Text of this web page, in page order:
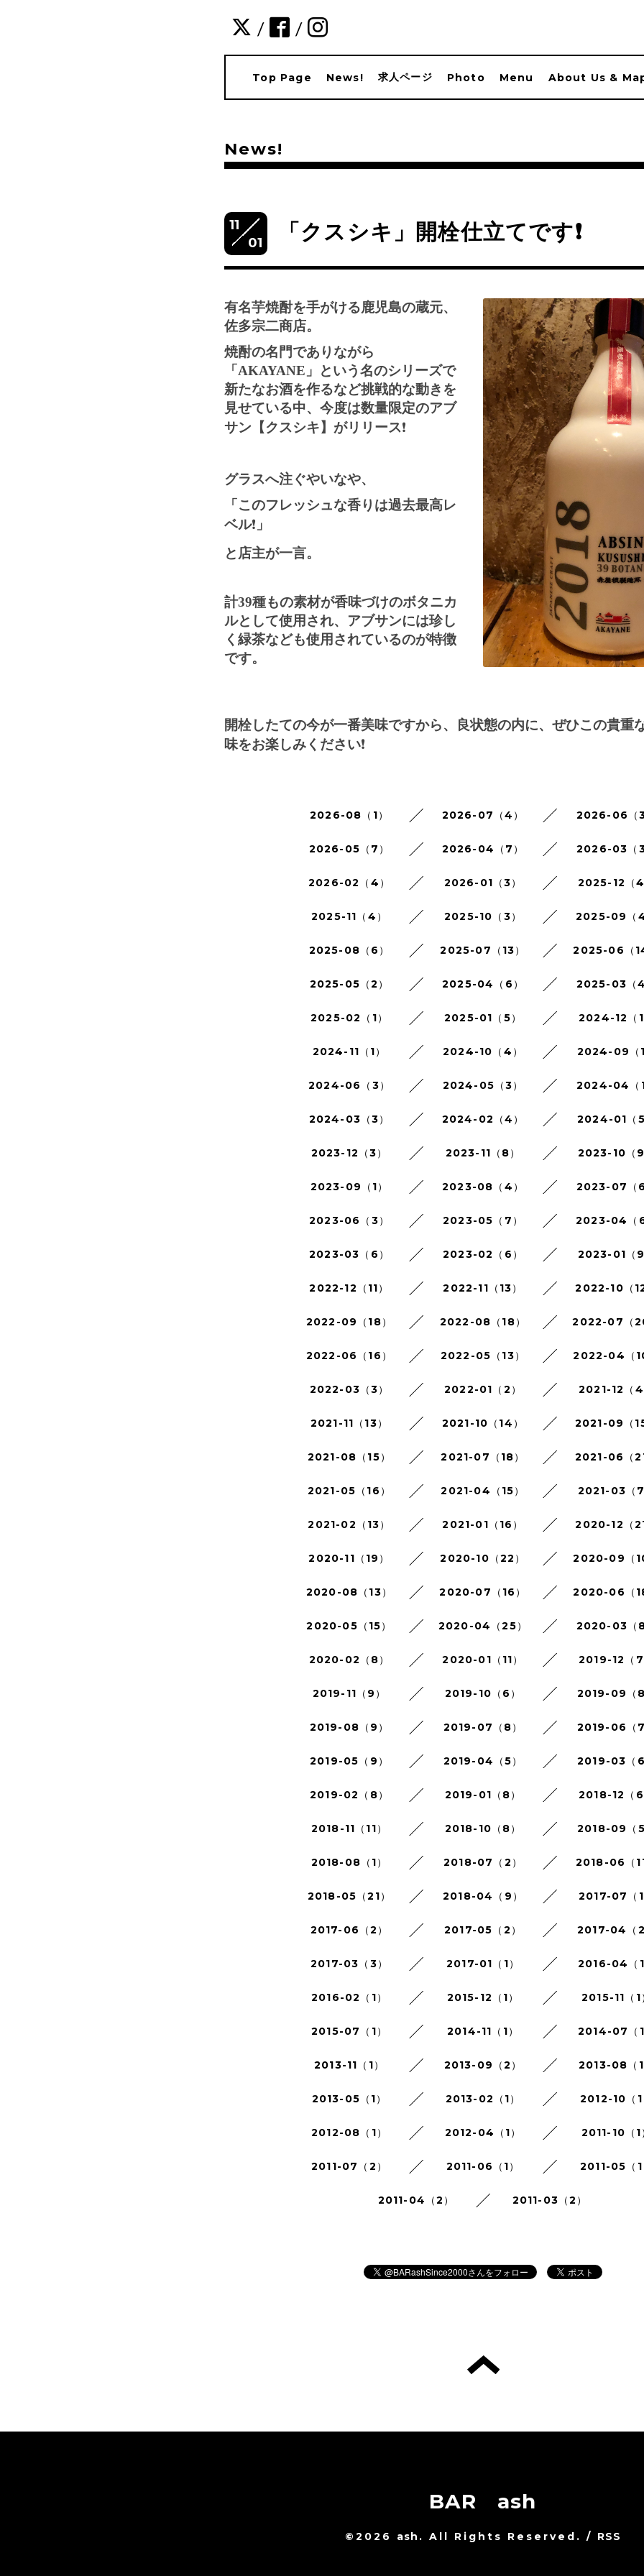
/ /
Top Page News! 求人ページ Photo Menu About Us &
News!
11
01
「クスシキ」開栓仕立てです❗️
有名芋焼酎を手がける鹿児島の蔵元、
佐多宗二商店。
焼酎の名門でありながら
「AKAYANE 」という名のシリーズで
新たなお酒を作るなど挑戦的な動きを
見せている中、今度は数量限定のアブ
サン 【クスシキ】がリリース❗️
グラスへ注ぐやいなや、
「このフレッシュな香りは過去最高レ
ベル❗️ 」
と店主が一言。
計39種もの素材が香味づけのボタニカ
ルとして使用され、アブサンには珍し
く緑茶なども使用されているのが特徴
です。
開栓したての今が一番美味ですから、良状態の内に、ぜひこの貴重
味をお楽しみください❗️
2026-08（1） 2026-07（4） 2026-06（3
2026-05（7） 2026-04（7） 2026-03（3
2026-02（4） 2026-01（3） 2025-12（4
2025-11（4） 2025-10（3） 2025-09（4
2025-08（6） 2025-07（13） 2025-06（
2025-05（2） 2025-04（6） 2025-03（4
2025-02（1） 2025-01（5） 2024-12（1
2024-11（1） 2024-10（4） 2024-09（1
2024-06（3） 2024-05（3） 2024-04（1
2024-03（3） 2024-02（4） 2024-01（5
2023-12（3） 2023-11（8） 2023-10（9
2023-09（1） 2023-08（4） 2023-07（6
2023-06（3） 2023-05（7） 2023-04（6
2023-03（6） 2023-02（6） 2023-01（9
2022-12（11） 2022-11（13） 2022-10（12
2022-09（18） 2022-08（18） 2022-07（
2022-06（16） 2022-05（13） 2022-04（
2022-03（3） 2022-01（2） 2021-12（4
2021-11（13） 2021-10（14） 2021-09（15
2021-08（15） 2021-07（18） 2021-06（21
2021-05（16） 2021-04（15） 2021-03（7
2021-02（13） 2021-01（16） 2020-12（21
2020-11（19） 2020-10（22） 2020-09（
2020-08（13） 2020-07（16） 2020-06（
2020-05（15） 2020-04（25） 2020-03（8
2020-02（8） 2020-01（11） 2019-12（7
2019-11（9） 2019-10（6） 2019-09（8
2019-08（9） 2019-07（8） 2019-06（7
2019-05（9） 2019-04（5） 2019-03（6
2019-02（8） 2019-01（8） 2018-12（6
2018-11（11） 2018-10（8） 2018-09（5
2018-08（1） 2018-07（2） 2018-06（11
2018-05（21） 2018-04（9） 2017-07（1
2017-06（2） 2017-05（2） 2017-04（2
2017-03（3） 2017-01（1） 2016-04（1
2016-02（1） 2015-12（1） 2015-11（1
2015-07（1） 2014-11（1） 2014-07（1
2013-11（1） 2013-09（2） 2013-08（1
2013-05（1） 2013-02（1） 2012-10（1
2012-08（1） 2012-04（1） 2011-10（1
2011-07（2） 2011-06（1） 2011-05（1
2011-04（2） 2011-03（2）
BAR ash
©2026 ash . All Rights Reserved. / RSS